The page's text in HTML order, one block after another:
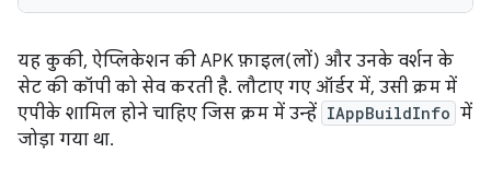
यह कुकी, ऐप्लिकेशन की APK फ़ाइल(लों) और उनके वर्शन के
सेट की कॉपी को सेव करती है. लौटाए गए ऑर्डर में, उसी क्रम में
एपीके शामिल होने चाहिए जिस क्रम में उन्हें IAppBuildInfo में
जोड़ा गया था.